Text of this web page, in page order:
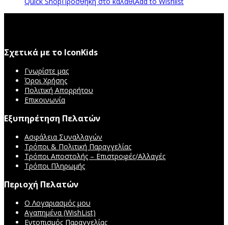
Σχετικά με το IconKids
Γνωρίστε μας
Όροι Χρήσης
Πολιτική Απορρήτου
Επικοινωνία
Εξυπηρέτηση Πελατών
Ασφάλεια Συναλλαγών
Τρόποι & Πολιτική Παραγγελίας
Τρόποι Αποστολής – Επιστροφές/Αλλαγές
Τρόποι Πληρωμής
Περιοχή Πελατών
Ο Λογαριασμός μου
Αγαπημένα (WishList)
Εντοπισμός Παραγγελίας